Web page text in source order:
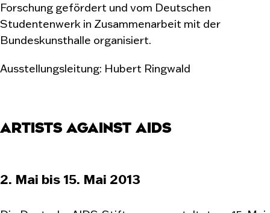
Forschung gefördert und vom Deutschen
Studentenwerk in Zusammenarbeit mit der
Bundeskunsthalle organisiert.
Ausstellungsleitung: Hubert Ringwald
ARTISTS AGAINST AIDS
2. Mai bis 15. Mai 2013